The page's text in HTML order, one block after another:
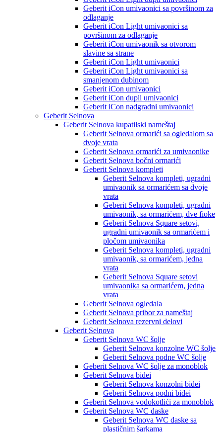
Geberit iCon umivaonici sa površinom za
odlaganje
Geberit iCon Light umivaonici sa
površinom za odlaganje
Geberit iCon umivaonik sa otvorom
slavine sa strane
Geberit iCon Light umivaonici
Geberit iCon Light umivaonici sa
smanjenom dubinom
Geberit iCon umivaonici
Geberit iCon dupli umivaonici
Geberit iCon nadgradni umivaonici
Geberit Selnova
Geberit Selnova kupatilski nameštaj
Geberit Selnova ormarići sa ogledalom sa
dvoje vrata
Geberit Selnova ormarići za umivaonike
Geberit Selnova bočni ormarići
Geberit Selnova kompleti
Geberit Selnova kompleti, ugradni
umivaonik sa ormarićem sa dvoje
vrata
Geberit Selnova kompleti, ugradni
umivaonik, sa ormarićem, dve fioke
Geberit Selnova Square setovi,
ugradni umivaonik sa ormarićem i
pločom umivaonika
Geberit Selnova kompleti, ugradni
umivaonik, sa ormarićem, jedna
vrata
Geberit Selnova Square setovi
umivaonika sa ormarićem, jedna
vrata
Geberit Selnova ogledala
Geberit Selnova pribor za nameštaj
Geberit Selnova rezervni delovi
Geberit Selnova
Geberit Selnova WC šolje
Geberit Selnova konzolne WC šolje
Geberit Selnova podne WC šolje
Geberit Selnova WC šolje za monoblok
Geberit Selnova bidei
Geberit Selnova konzolni bidei
Geberit Selnova podni bidei
Geberit Selnova vodokotlići za monoblok
Geberit Selnova WC daske
Geberit Selnova WC daske sa
plastičnim šarkama